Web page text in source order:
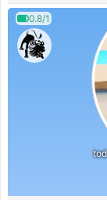
0.8/1